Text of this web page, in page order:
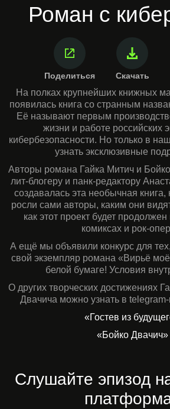
Роман с
На полках крупнейших книжных
появилась книга со странным
Её называют первым
жизни и работе российских
кибербезопасности. Но только в
узнать эксклюзивные
Авторы романа Гайка Митич и
лит-блогеру и панк-редактору
создавалась эта необычная
росли сами авторы, каким они
как этот проект будет
комиксах и рок-
А ещё мы объявили конкурс для тех,
свой экземпляр романа «Вирьё
белой бумаге! Условия
О других творческих достижениях
Двачича можно узнать в
«Гостев из
«Бойко Двачич»
Поделиться Скачать
Слушайте эпизод